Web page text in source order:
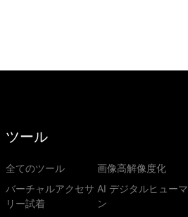
ツール
全てのツール
バーチャルアクセサ
リー試着
画像高解像度化
AI デジタルヒューマ
ン